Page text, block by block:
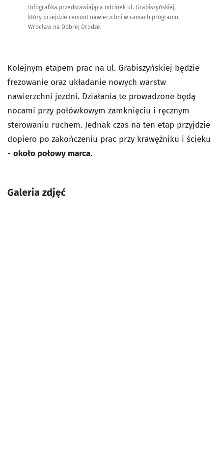
Infografika przedstawiająca odcinek ul. Grabiszyńskiej,
który przejdzie remont nawierzchni w ramach programu
Wrocław na Dobrej Drodze.
Kolejnym etapem prac na ul. Grabiszyńskiej będzie
frezowanie oraz układanie nowych warstw
nawierzchni jezdni. Działania te prowadzone będą
nocami przy połówkowym zamknięciu i ręcznym
sterowaniu ruchem. Jednak czas na ten etap przyjdzie
dopiero po zakończeniu prac przy krawężniku i ścieku
- około połowy marca.
Galeria zdjęć